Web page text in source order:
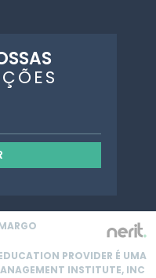
PROVIDER É UMA
INSTITUTE, INC